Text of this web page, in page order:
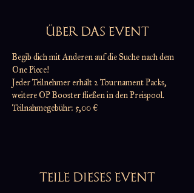
ÜBER DAS EVENT
Begib dich mit Anderen auf die Suche nach dem
One Piece!
Jeder Teilnehmer erhält 2 Tournament Packs,
weitere OP Booster fließen in den Preispool.
Teilnahmegebühr: 5,00 €
TEILE DIESES EVENT